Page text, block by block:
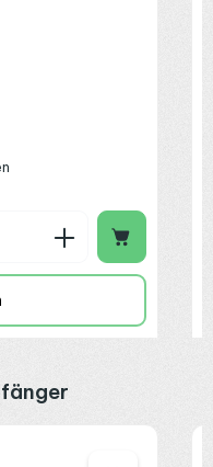
Wert